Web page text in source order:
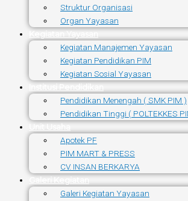
Struktur Organisasi
Organ Yayasan
Kegiatan Yayasan
Kegiatan Manajemen Yayasan
Kegiatan Pendidikan PIM
Kegiatan Sosial Yayasan
Institusi Pendidikan
Pendidikan Menengah ( SMK PIM )
Pendidikan Tinggi ( POLTEKKES
Unit Usaha
Apotek PF
PIM MART & PRESS
CV. INSAN BERKARYA
Galeri Kegiatan
Galeri Kegiatan Yayasan